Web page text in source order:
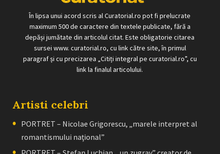
În lipsa unui acord scris al Curatorial.ro pot fi prelucrate
maximum 500 de caractere din textele publicate, fără a
depăși jumătate din articolul citat. Este obligatorie citarea
sursei www. curatorial.ro, cu link către site, în primul
paragraf și cu precizarea „Citiți integral pe curatorial.ro”, cu
link la finalul articolului.
Artisti celebri
PORTRET – Nicolae Grigorescu, „marele interpret al
romantismului naţional”